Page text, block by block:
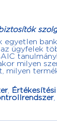
ügyfelek
milyen
milyen
,
,